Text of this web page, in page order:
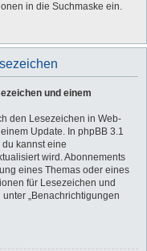
in die Suchmaske ein.
und einem
den Lesezeichen in Web-
Update. In phpBB 3.1
kannst eine
wird. Abonnements
eines Themas oder eines
für Lesezeichen und
„Benachrichtigungen